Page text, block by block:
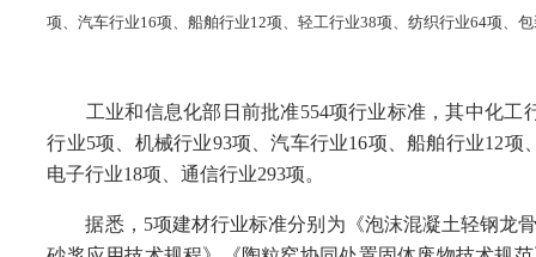
项、汽车行业16项、船舶行业12项、轻工行业38项、纺织行业64项、
工业和信息化部日前批准554项行业标准，其中化工
行业5项、机械行业93项、汽车行业16项、船舶行业12
电子行业18项、通信行业293项。
据悉，5项建材行业标准分别为《泡沫混凝土轻钢龙